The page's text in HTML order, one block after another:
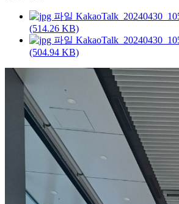
(514.26 KB)
(504.94 KB)